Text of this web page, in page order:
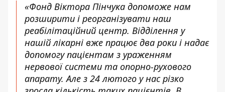
«Фонд Віктора Пінчука допоможе нам
розширити і реорганізувати наш
реабілітаційний центр. Відділення у
нашій лікарні вже працює два роки і надає
допомогу пацієнтам з ураженням
нервової системи та опорно-рухового
апарату. Але з 24 лютого у нас різко